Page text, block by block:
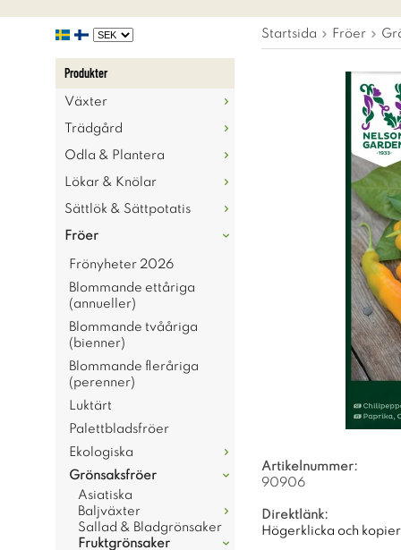
Produkter
Växter
Trädgård
Odla & Plantera
Lökar & Knölar
Sättlök & Sättpotatis
Fröer
Frönyheter 2026
Blommande ettåriga
(annueller)
Blommande tvååriga
(bienner)
Blommande fleråriga
(perenner)
Luktärt
Palettbladsfröer
Ekologiska
Grönsaksfröer
Asiatiska
Baljväxter
Sallad & Bladgrönsaker
Fruktgrönsaker
Startsida Fröer
Artikelnummer:
90906
Direktlänk:
Högerklicka och